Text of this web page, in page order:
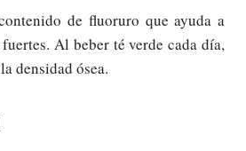
de fluoruro que ayuda a
Al beber té verde cada día,
densidad ósea.